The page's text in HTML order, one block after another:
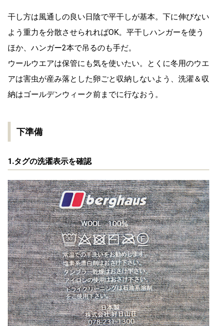
干し方は風通しの良い日陰で平干しが基本。下に伸びない
よう重力を分散させられればOK。平干しハンガーを使う
ほか、ハンガー2本で吊るのも手だ。
ウールウエアは保管にも気を使いたい。とくに冬用のウエ
アは害虫が産み落とした卵ごと収納しないよう、洗濯＆収
納はゴールデンウィーク前までに行なおう。
下準備
1.タグの洗濯表示を確認